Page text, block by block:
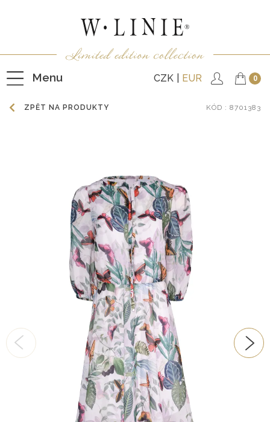
Menu CZK EUR 0
NEPODŠITÉ KABÁTKY
PODŠITÉ KABÁTKY
KALHOTY
KABÁTY, BUNDY
DOPLŇKY
DÁRKOVÉ POUKAZY
ZPĚT NA PRODUKTY KÓD : 8701383